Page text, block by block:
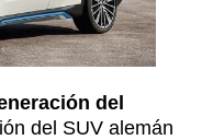
del
del SUV alemán